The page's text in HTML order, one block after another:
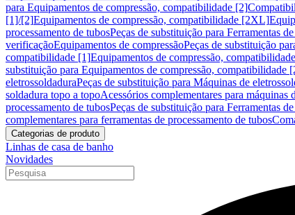
para Equipamentos de compressão, compatibilidade [2]
[1]/[2]Equipamentos de compressão, compatibilidade [2XL]
processamento de tubosPeças de substituição para Ferramentas
verificaçãoEquipamentos de compressãoPeças de substituição
compatibilidade [1]Equipamentos de compressão,
substituição para Equipamentos de compressão, compatibilidade
eletrossoldaduraPeças de substituição para Máquinas de
soldadura topo a topoAcessórios complementares para máquinas
processamento de tubosPeças de substituição para Ferramentas
complementares para ferramentas de processamento de tubos
Categorias de produto
Linhas de casa de banho
Novidades